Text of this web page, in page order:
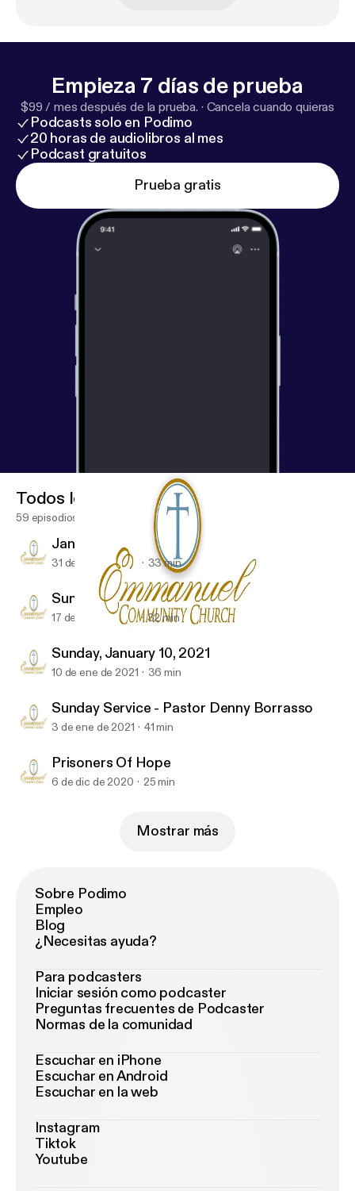
Empieza 7 días de prueba
$99 / mes después de la prueba. · Cancela cuando quieras
Podcasts solo en Podimo
20 horas de audiolibros al mes
Podcast gratuitos
Prueba gratis
Emmanuel Community-Church
Todos los episodios
59 episodios
January 31, 2021
31 de ene de 2021 33 min
Sunday Service 01-17-2021
17 de ene de 2021 32 min
Sunday, January 10, 2021
10 de ene de 2021 36 min
Sunday Service - Pastor Denny Borrasso
3 de ene de 2021 41 min
Prisoners Of Hope
6 de dic de 2020 25 min
Mostrar más
Sobre Podimo
Empleo
Blog
¿Necesitas ayuda?
Para podcasters
Iniciar sesión como podcaster
Preguntas frecuentes de Podcaster
Normas de la comunidad
Escuchar en iPhone
Escuchar en Android
Escuchar en la web
Instagram
Tiktok
Youtube